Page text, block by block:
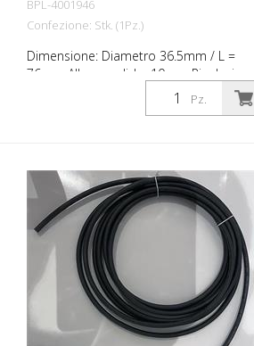
BPL-4001946
Confezione: Stk. (1Pz.)
Dimensione: Diametro 36.5mm / L =
76mm Albero solido: 10mm Risoluzione:
4096 passi, r4096 giri, 24 bit; IP68; IP 69K
Pz.